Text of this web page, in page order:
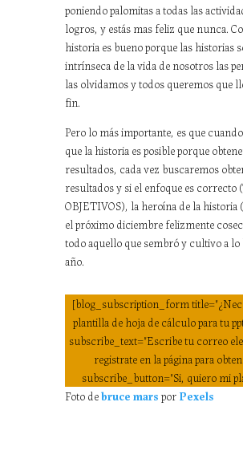
poniendo palomitas a todas las
logros, y estás mas feliz que nunca.
historia es bueno porque las historias
intrínseca de la vida de nosotros las
las olvidamos y todos queremos que
fin.
Pero lo más importante, es que
que la historia es posible porque
resultados, cada vez buscaremos
resultados y si el enfoque es correcto
OBJETIVOS), la heroína de la historia
el próximo diciembre felizmente
todo aquello que sembró y cultivo a lo
año.
[blog_subscription_form
plantilla de hoja de cálculo para tu
subscribe_text="Escribe tu correo
registrate en la página para
subscribe_button="Si, quiero mi
Foto debruce mars por Pexels